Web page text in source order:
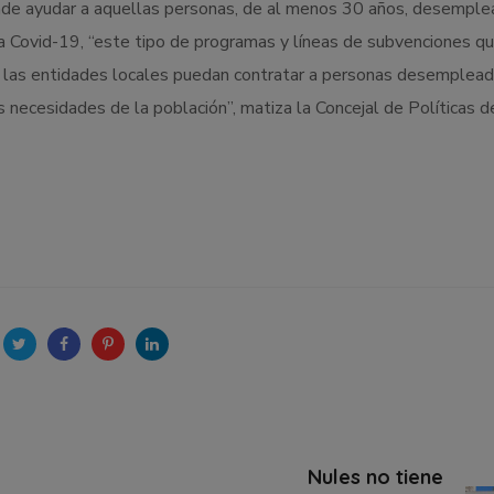
ayudar a aquellas personas, de al menos 30 años,
19, “este tipo de programas y líneas de subvenciones
entidades locales puedan contratar a personas
de la población”, matiza la Concejal de Políticas
Nules no tiene